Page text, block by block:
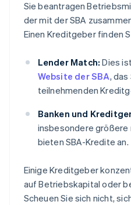
Sie beantragen
der mit der SBA
Einen Kreditgeber finden
Lender Match: Dies
Website der SBA,
teilnehmenden
Banken und
insbesondere
bieten SBA-Kredite an.
Einige Kreditgeber
auf Betriebskapital oder
Scheuen Sie sich nicht,